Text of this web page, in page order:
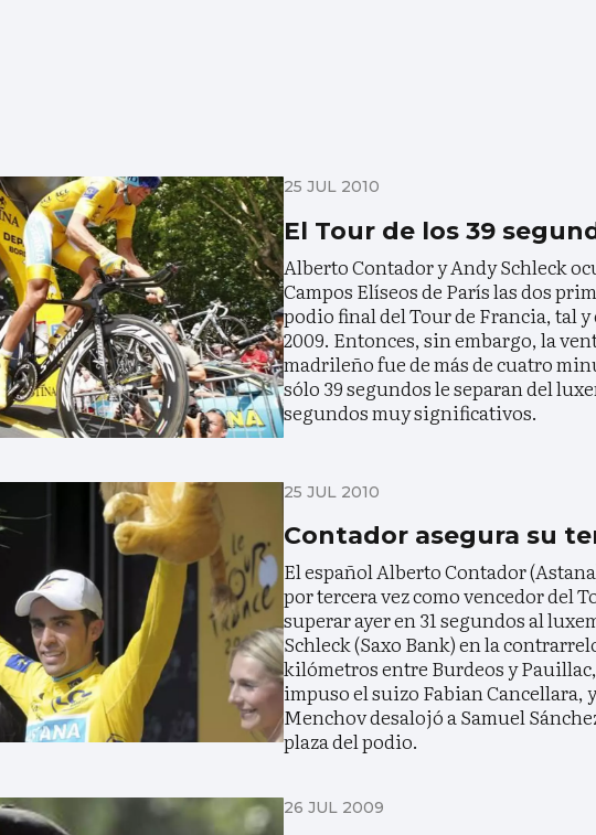
25 JUL 2010
El Tour de los 39
Alberto Contador y Andy Schleck
Campos Elíseos de París las dos
podio final del Tour de Francia, tal y
2009. Entonces, sin embargo, la
madrileño fue de más de cuatro
sólo 39 segundos le separan del
segundos muy significativos.
25 JUL 2010
Contador asegura su
El español Alberto Contador
por tercera vez como vencedor del
superar ayer en 31 segundos al
Schleck (Saxo Bank) en la
kilómetros entre Burdeos y
impuso el suizo Fabian Cancellara,
Menchov desalojó a Samuel
plaza del podio.
26 JUL 2009